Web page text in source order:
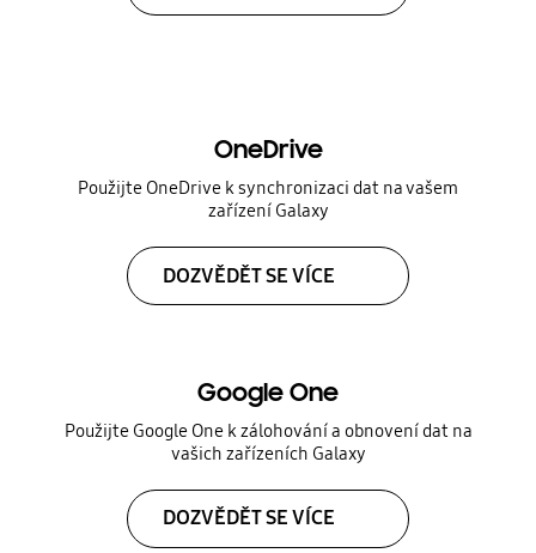
OneDrive
Použijte OneDrive k synchronizaci dat na vašem
zařízení Galaxy
DOZVĚDĚT SE VÍCE
Google One
Použijte Google One k zálohování a obnovení dat na
vašich zařízeních Galaxy
DOZVĚDĚT SE VÍCE